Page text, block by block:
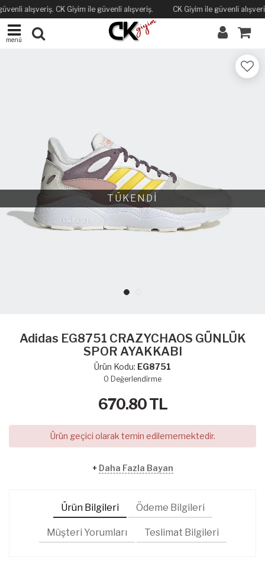
alışveriş. CK Giyim ile güvenli alışveriş. CK Giyim ile güvenli
menü
TÜKENDİ
Adidas EG8751 CRAZYCHAOS GÜNLÜK
SPOR AYAKKABI
Ürün Kodu: EG8751
0 Değerlendirme
670.80TL
Ürün geçici olarak temin edilememektedir.
+ Daha Fazla Bayan
Ürün Bilgileri Ödeme Bilgileri
Müşteri Yorumları Teslimat Bilgileri